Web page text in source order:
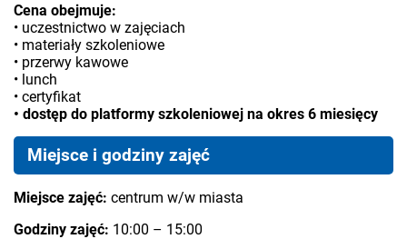
Cena obejmuje:
• uczestnictwo w zajęciach
• materiały szkoleniowe
• przerwy kawowe
• lunch
• certyfikat
• dostęp do platformy szkoleniowej na okres 6 miesięcy
Miejsce i godziny zajęć
Miejsce zajęć: centrum w/w miasta
Godziny zajęć: 10:00 – 15:00